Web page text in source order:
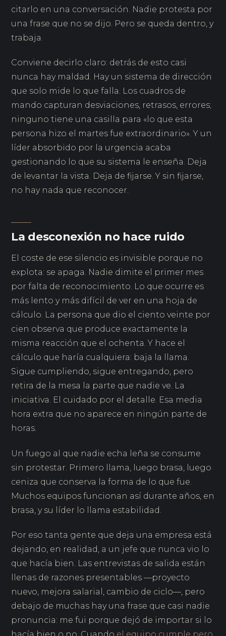
citarlo en una conversación. Nadie protesta por
una frase que no se dijo. Pero se queda dentro, y
trabaja.
Conviene decirlo claro: detrás de esto casi
nunca hay maldad. Hay un sistema de dirección
que solo mide lo que falla. Los cuadros de
mando capturan desviaciones, retrasos, errores;
ninguno tiene una casilla para «lo que esta
persona hizo el martes fue extraordinario». Y un
líder absorbido por la urgencia acaba
gestionando lo que su sistema le enseña. Deja
de levantar la vista. Deja de fijarse. Y sin fijarse,
no hay nada que reconocer.
La desconexión no hace ruido
El coste de ese silencio es invisible porque no
explota: se apaga. Nadie dimite el primer mes
por falta de reconocimiento. Lo que ocurre es
más lento y más difícil de ver en una hoja de
cálculo. La persona que dio el ciento veinte por
cien observa que produce exactamente la
misma reacción que el ochenta. Y hace el
cálculo que haría cualquiera: baja la llama.
Sigue cumpliendo, sigue entregando, pero
retira de la mesa la parte que nadie ve. La
iniciativa. El cuidado por el detalle. Esa media
hora extra que no aparece en ningún parte de
horas.
Un fuego al que nadie echa leña se consume
sin protestar. Primero llama, luego brasa, luego
ceniza que conserva la forma de lo que fue.
Muchos equipos funcionan así durante años, en
brasa, y su líder lo llama estabilidad.
Por eso tanta gente que deja una empresa está
dejando, en realidad, a un jefe que nunca vio lo
que hacía bien. Las entrevistas de salida están
llenas de razones presentables —proyecto
nuevo, mejora salarial, cambio de ciclo—, pero
debajo de muchas hay una frase que casi nadie
pronuncia: me fui porque dejó de importar si lo